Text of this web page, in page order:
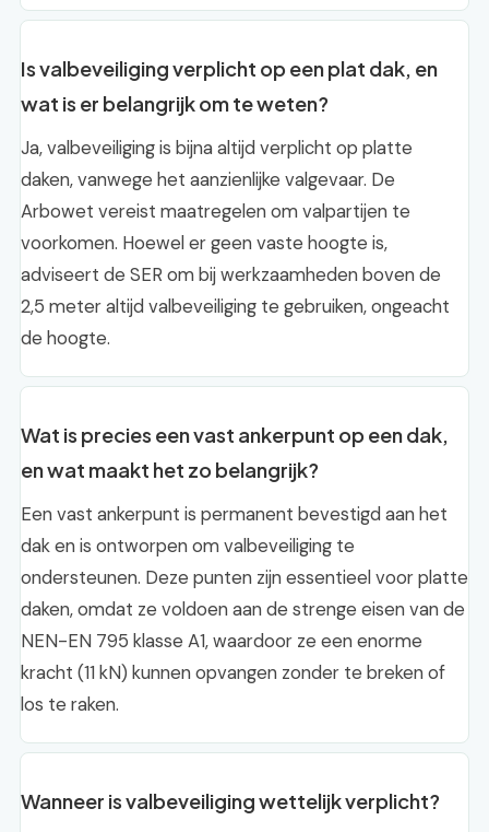
Is valbeveiliging verplicht op een plat dak, en
wat is er belangrijk om te weten?
Ja, valbeveiliging is bijna altijd verplicht op platte
daken, vanwege het aanzienlijke valgevaar. De
Arbowet vereist maatregelen om valpartijen te
voorkomen. Hoewel er geen vaste hoogte is,
adviseert de SER om bij werkzaamheden boven de
2,5 meter altijd valbeveiliging te gebruiken, ongeacht
de hoogte.
Wat is precies een vast ankerpunt op een dak,
en wat maakt het zo belangrijk?
Een vast ankerpunt is permanent bevestigd aan het
dak en is ontworpen om valbeveiliging te
ondersteunen. Deze punten zijn essentieel voor platte
daken, omdat ze voldoen aan de strenge eisen van de
NEN-EN 795 klasse A1, waardoor ze een enorme
kracht (11 kN) kunnen opvangen zonder te breken of
los te raken.
Wanneer is valbeveiliging wettelijk verplicht?